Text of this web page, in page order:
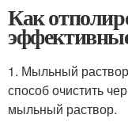
Как
1. Мыльный
способ очистить
мыльный раствор.